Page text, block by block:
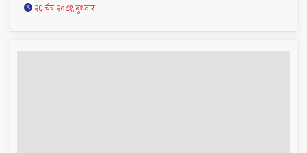
२६ चैत्र २०८१, बुधवार